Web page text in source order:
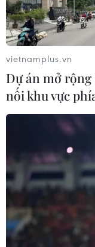
vietnamplus.vn
Dự án mở rộng
nối khu vực